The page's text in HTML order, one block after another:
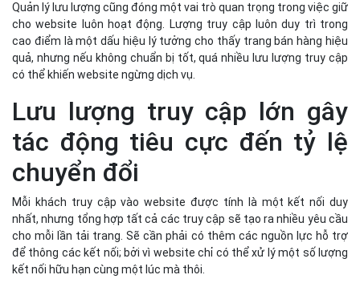
Quản lý lưu lượng cũng đóng một vai trò quan trọng trong việc giữ
cho website luôn hoạt động. Lượng truy cập luôn duy trì trong
cao điểm là một dấu hiệu lý tưởng cho thấy trang bán hàng hiệu
quả, nhưng nếu không chuẩn bị tốt, quá nhiều lưu lượng truy cập
có thể khiến website ngừng dịch vụ.
Lưu lượng truy cập lớn gây
tác động tiêu cực đến tỷ lệ
chuyển đổi
Mỗi khách truy cập vào website được tính là một kết nối duy
nhất, nhưng tổng hợp tất cả các truy cập sẽ tạo ra nhiều yêu cầu
cho mỗi lần tải trang. Sẽ cần phải có thêm các nguồn lực hỗ trợ
để thông các kết nối; bởi vì website chỉ có thể xử lý một số lượng
kết nối hữu hạn cùng một lúc mà thôi.